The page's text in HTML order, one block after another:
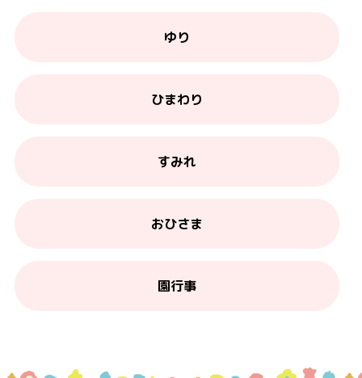
ゆり
ひまわり
すみれ
おひさま
園行事